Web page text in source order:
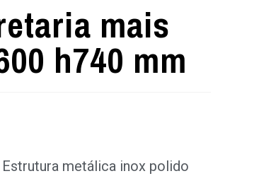
mais
h740 mm
metálica inox polido